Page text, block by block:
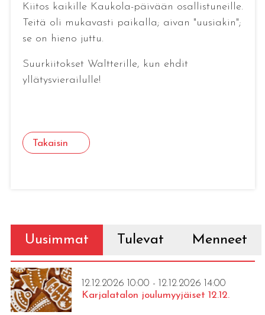
Kiitos kaikille Kaukola-päivään osallistuneille.
Teitä oli mukavasti paikalla; aivan "uusiakin";
se on hieno juttu.
Suurkiitokset Waltterille, kun ehdit
yllätysvierailulle!
Takaisin
Uusimmat Tulevat Menneet
12.12.2026 10:00 - 12.12.2026 14:00
Karjalatalon joulumyyjäiset 12.12.